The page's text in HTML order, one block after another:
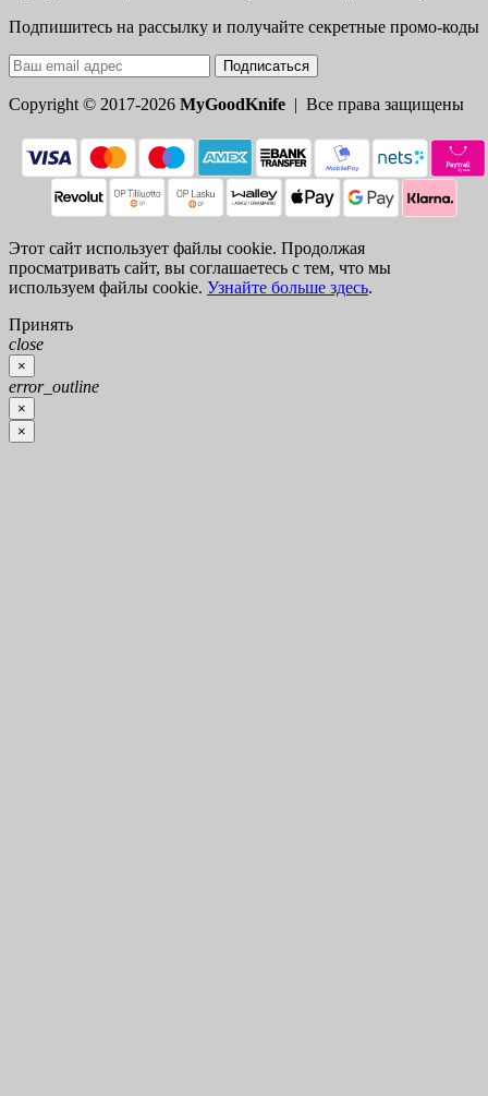
Подпишитесь на рассылку и получайте секретные промо-коды
Подписаться
Copyright © 2017-2026 MyGoodKnife | Все права защищены
Этот сайт использует файлы cookie. Продолжая
просматривать сайт, вы соглашаетесь с тем, что мы
используем файлы cookie. Узнайте больше здесь.
Принять
close
×
error_outline
×
×